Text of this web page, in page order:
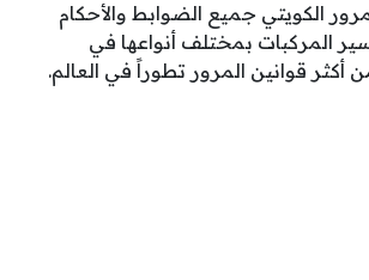
الكويتي جميع الضوابط والأحكام
المركبات بمختلف أنواعها في
أكثر قوانين المرور تطوراً في العالم.